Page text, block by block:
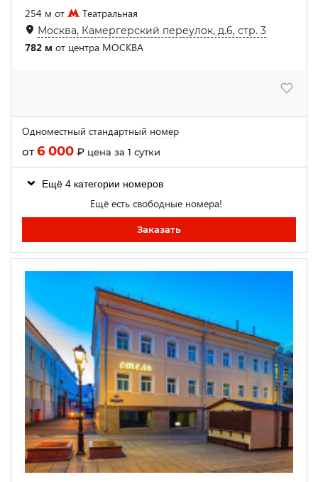
254 м от
Театральная
Москва, Камергерский переулок, д.6, стр. 3
782 м от центра МОСКВА
Одноместный стандартный номер
от6 000 ₽ цена за 1 сутки
Ещё 4 категории номеров
Ещё есть свободные номера!
Заказать